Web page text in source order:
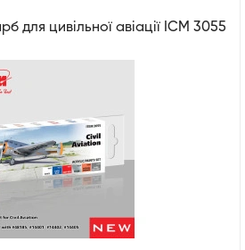
для цивільної авіації ICM 3055